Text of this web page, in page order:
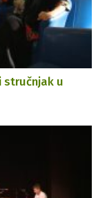
stručnjak u